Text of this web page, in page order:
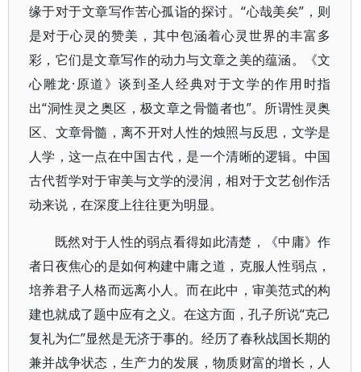
缘于对于文章写作苦心孤诣的探讨。“心哉美矣”，则
是对于心灵的赞美，其中包涵着心灵世界的丰富多
彩，它们是文章写作的动力与文章之美的蕴涵。《文
心雕龙·原道》谈到圣人经典对于文学的作用时指
出“洞性灵之奥区，极文章之骨髓者也”。所谓性灵奥
区、文章骨髓，离不开对人性的烛照与反思，文学是
人学，这一点在中国古代，是一个清晰的逻辑。中国
古代哲学对于审美与文学的浸润，相对于文艺创作活
动来说，在深度上往往更为明显。
既然对于人性的弱点看得如此清楚，《中庸》作
者日夜焦心的是如何构建中庸之道，克服人性弱点，
培养君子人格而远离小人。而在此中，审美范式的构
建也就成了题中应有之义。在这方面，孔子所说“克己
复礼为仁”显然是无济于事的。经历了春秋战国长期的
兼并战争状态，生产力的发展，物质财富的增长，人